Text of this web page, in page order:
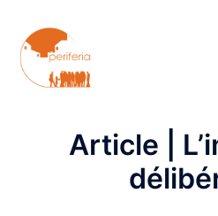
contenu
Article |